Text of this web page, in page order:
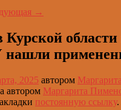
→
области
нашли
2025 автором
автором Маргарита
постоянную ссылку.